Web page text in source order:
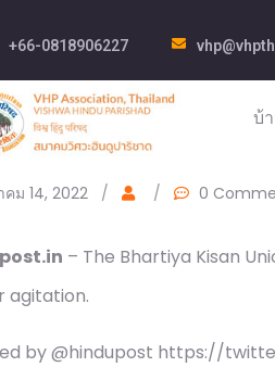
+66-0818906227
บ้
คม 14, 2022 / / 0
– The Bhartiya Kisan
agitation.
by @hindupost https://